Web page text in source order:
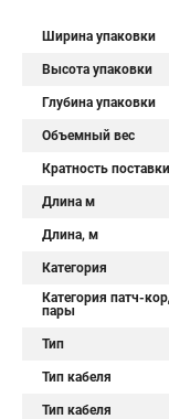
Ширина упаковки
Высота упаковки
Глубина упаковки
Объемный вес
Кратность поставки
Длина м
Длина, м
Категория
Категория патч-
пары
Тип
Тип кабеля
Тип кабеля